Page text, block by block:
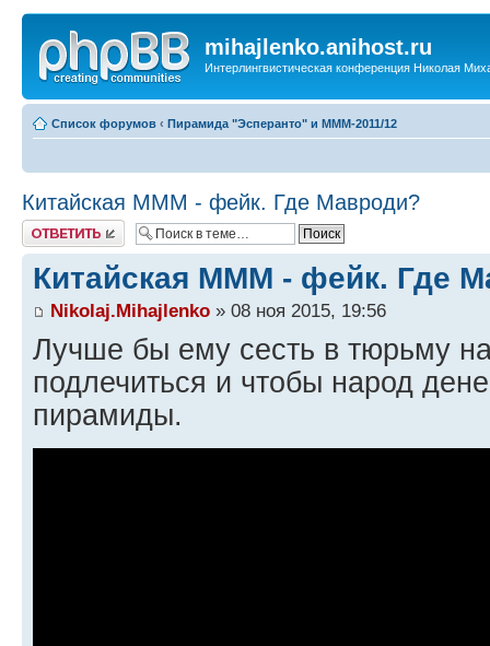
mihajlenko.anihost.ru
Интерлингвистическая конференция Николая
Список форумов ‹ Пирамида "Эсперанто" и MMM-2011/12
Китайская МММ - фейк. Где Мавроди?
Ответить
Китайская МММ - фейк. Где
Nikolaj.Mihajlenko » 08 ноя 2015, 19:56
Лучше бы ему сесть в тюрьму
подлечиться и чтобы народ
пирамиды.